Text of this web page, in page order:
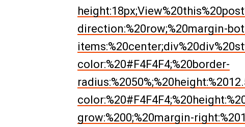
direction:%20row;%20margin-
color:%20#F4F4F4;%20border-
grow:%200;%20margin-